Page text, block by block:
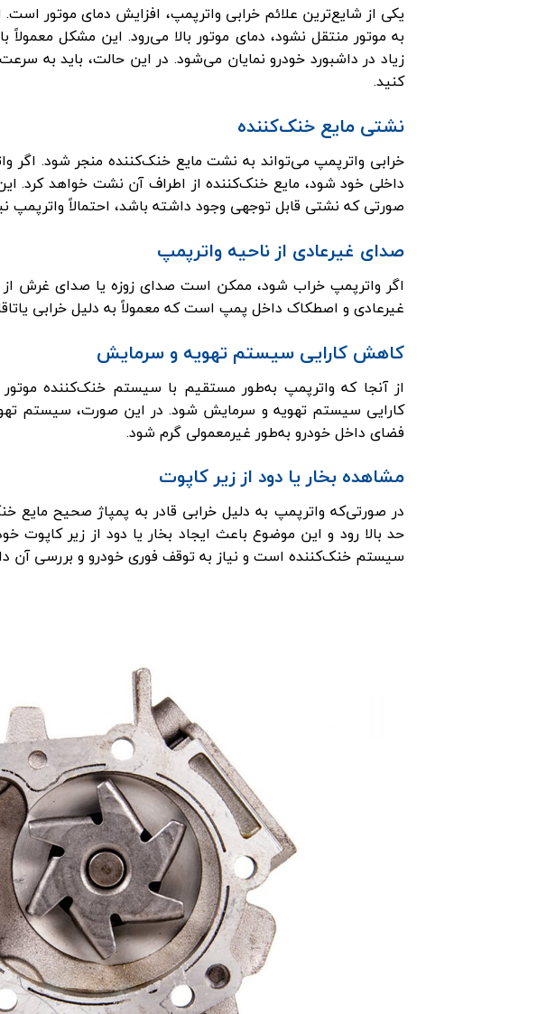
یکی از شایع‌ترین علائم خرابی واترپمپ، افزایش دمای موتور
به موتور منتقل نشود، دمای موتور بالا می‌رود. این مشکل
زیاد در داشبورد خودرو نمایان می‌شود. در این حالت، باید به
کنید.
نشتی مایع خنک‌کننده
خرابی واترپمپ می‌تواند به نشت مایع خنک‌کننده منجر شود. اگر
داخلی خود شود، مایع خنک‌کننده از اطراف آن نشت خواهد کرد.
صورتی که نشتی قابل توجهی وجود داشته باشد، احتمالاً
صدای غیرعادی از ناحیه واترپمپ
اگر واترپمپ خراب شود، ممکن است صدای زوزه یا صدای غرش
غیرعادی و اصطکاک داخل پمپ است که معمولاً به دلیل خرابی
کاهش کارایی سیستم تهویه و سرمایش
از آنجا که واترپمپ به‌طور مستقیم با سیستم خنک‌کننده
کارایی سیستم تهویه و سرمایش شود. در این صورت، سیستم
فضای داخل خودرو به‌طور غیرمعمولی گرم شود.
مشاهده بخار یا دود از زیر کاپوت
در صورتی‌که واترپمپ به دلیل خرابی قادر به پمپاژ صحیح
حد بالا رود و این موضوع باعث ایجاد بخار یا دود از زیر
سیستم خنک‌کننده است و نیاز به توقف فوری خودرو و بررسی آن